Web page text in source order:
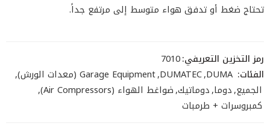
تحتاج ضغط أو تدفق هواء متوسط إلى مرتفع جداً.
رمز التخزين التعريفي:7010
الفئات: DUMA
,
DUMATEC
,Garage Equipment (معدات الورش)
,
الجميع,دوما,دوماتيك,ضواغط الهواء (Air Compressors)
,
كمبروسرات + طرمبات